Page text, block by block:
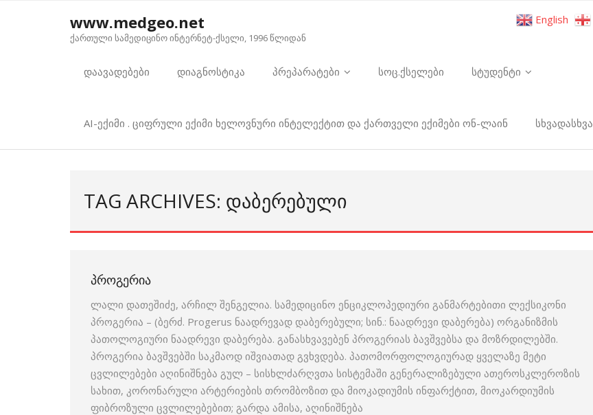
www.medgeo.net
ქართული სამედიცინო ინტერნეტ-ქსელი, 1996 წლიდან
დაავადებები დიაგნოსტიკა პრეპარატები სოც.ქსელები სტუდენტი
AI-ექიმი . ციფრული ექიმი ხელოვნური ინტელექტით და ქართველი ექიმები ონ-ლაინ სხვადასხვა
TAG ARCHIVES: ᲓᲐᲑᲔᲠᲔᲑᲣᲚᲘ
ᲞᲠᲝᲒᲔᲠᲘᲐ
ლალი დათეშიძე, არჩილ შენგელია. სამედიცინო ენციკლოპედიური განმარტებითი ლექსიკონი
პროგერია – (ბერძ. Progerus ნაადრევად დაბერებული; სინ.: ნაადრევი დაბერება) ორგანიზმის
პათოლოგიური ნაადრევი დაბერება. განასხვავებენ პროგერიას ბავშვებსა და მოზრდილებში.
პროგერია ბავშვებში საკმაოდ იშვიათად გვხვდება. პათომორფოლოგიურად ყველაზე მეტი
ცვლილებები აღინიშნება გულ – სისხლძარღვთა სისტემაში გენერალიზებული ათეროსკლეროზის
სახით, კორონარული არტერიების თრომბოზით და მიოკადიუმის ინფარქტით, მიოკარდიუმის
ფიბროზული ცვლილებებით; გარდა ამისა, აღინიშნება
English